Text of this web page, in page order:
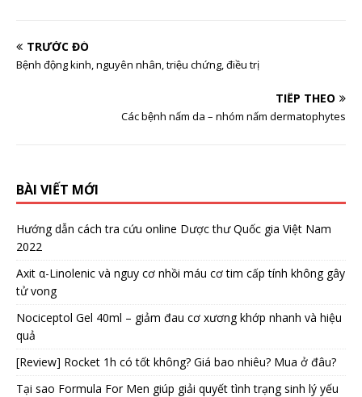
TRƯỚC ĐÓ
Bệnh động kinh, nguyên nhân, triệu chứng, điều trị
TIẾP THEO
Các bệnh nấm da – nhóm nấm dermatophytes
BÀI VIẾT MỚI
Hướng dẫn cách tra cứu online Dược thư Quốc gia Việt Nam
2022
Axit α-Linolenic và nguy cơ nhồi máu cơ tim cấp tính không gây
tử vong
Nociceptol Gel 40ml – giảm đau cơ xương khớp nhanh và hiệu
quả
[Review] Rocket 1h có tốt không? Giá bao nhiêu? Mua ở đâu?
Tại sao Formula For Men giúp giải quyết tình trạng sinh lý yếu